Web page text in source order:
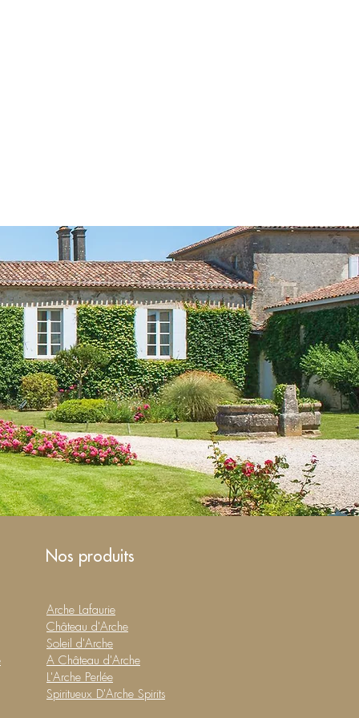
Nos produits
Arche Lafaurie
Château d'Arche
Soleil d'Arche
A Château d'Arche
L'Arche Perlée
Spiritueux D'Arche Spirits